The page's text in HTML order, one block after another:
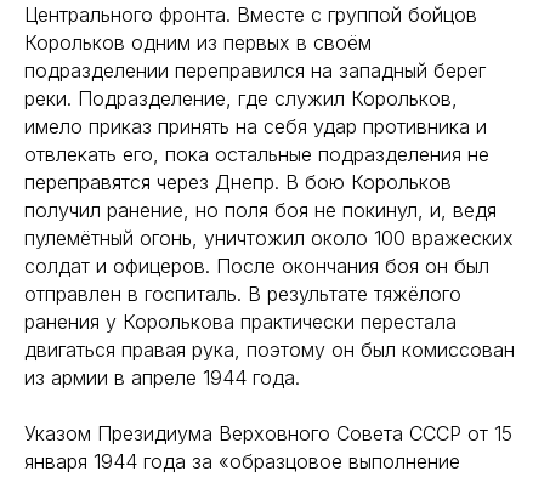
Центрального фронта. Вместе с группой бойцов
Корольков одним из первых в своём
подразделении переправился на западный берег
реки. Подразделение, где служил Корольков,
имело приказ принять на себя удар противника и
отвлекать его, пока остальные подразделения не
переправятся через Днепр. В бою Корольков
получил ранение, но поля боя не покинул, и, ведя
пулемётный огонь, уничтожил около 100 вражеских
солдат и офицеров. После окончания боя он был
отправлен в госпиталь. В результате тяжёлого
ранения у Королькова практически перестала
двигаться правая рука, поэтому он был комиссован
из армии в апреле 1944 года.
Указом Президиума Верховного Совета СССР от 15
января 1944 года за «образцовое выполнение